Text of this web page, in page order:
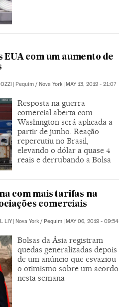
EUA com um aumento de
| Pequim / Nova York | MAY 13, 2019 - 21:07
Resposta na guerra
comercial aberta com
Washington será aplicada a
partir de junho. Reação
repercutiu no Brasil,
elevando o dólar a quase 4
reais e derrubando a Bolsa
com mais tarifas na
comerciais
LIY | Nova York / Pequim | MAY 06, 2019 - 09:54
Bolsas da Ásia registram
quedas generalizadas depois
de um anúncio que esvaziou
o otimismo sobre um acordo
nesta semana